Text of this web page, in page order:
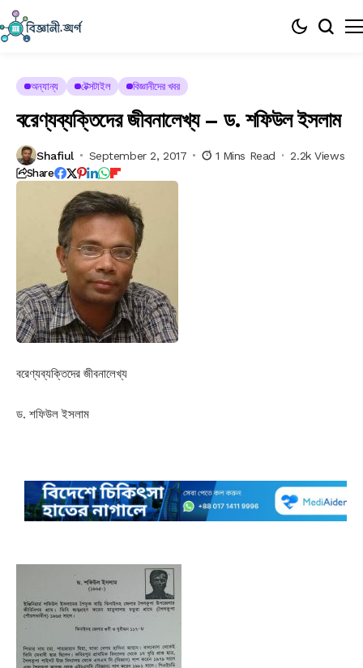
অন্যান্য টেক্সটাইল বিজ্ঞানীদের খবর
বরেণ্যব্যক্তিদের জীবনালেখ্য – ড. শফিউল ইসলাম
Shafiul September 2, 2017 1 Mins Read 2.2k Views
Share
বরেণ্যব্যক্তিদের জীবনালেখ্য
ড. শফিউল ইসলাম